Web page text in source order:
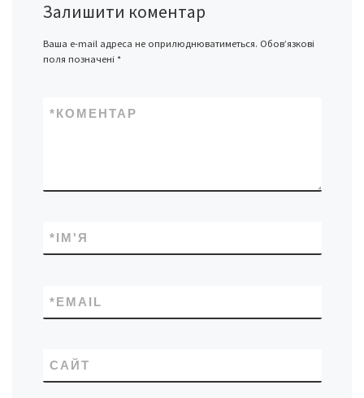
Залишити коментар
Ваша e-mail адреса не оприлюднюватиметься. Обов’язкові
поля позначені *
КОМЕНТАР
*
ІМ'Я
*
EMAIL
*
САЙТ